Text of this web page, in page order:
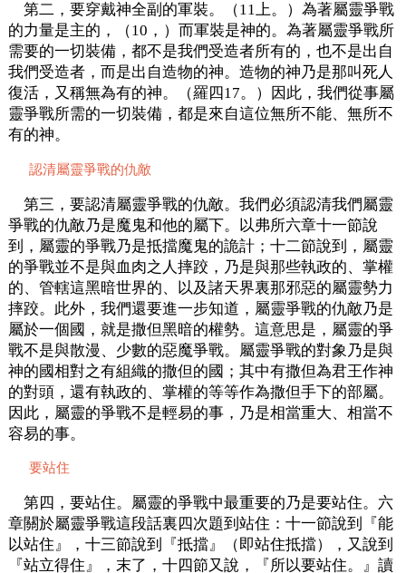
第二，要穿戴神全副的軍裝。（11上。）為著屬靈爭戰
的力量是主的，（10，）而軍裝是神的。為著屬靈爭戰所
需要的一切裝備，都不是我們受造者所有的，也不是出自
我們受造者，而是出自造物的神。造物的神乃是那叫死人
復活，又稱無為有的神。（羅四17。）因此，我們從事屬
靈爭戰所需的一切裝備，都是來自這位無所不能、無所不
有的神。
認清屬靈爭戰的仇敵
第三，要認清屬靈爭戰的仇敵。我們必須認清我們屬靈
爭戰的仇敵乃是魔鬼和他的屬下。以弗所六章十一節說
到，屬靈的爭戰乃是抵擋魔鬼的詭計；十二節說到，屬靈
的爭戰並不是與血肉之人摔跤，乃是與那些執政的、掌權
的、管轄這黑暗世界的、以及諸天界裏那邪惡的屬靈勢力
摔跤。此外，我們還要進一步知道，屬靈爭戰的仇敵乃是
屬於一個國，就是撒但黑暗的權勢。這意思是，屬靈的爭
戰不是與散漫、少數的惡魔爭戰。屬靈爭戰的對象乃是與
神的國相對之有組織的撒但的國；其中有撒但為君王作神
的對頭，還有執政的、掌權的等等作為撒但手下的部屬。
因此，屬靈的爭戰不是輕易的事，乃是相當重大、相當不
容易的事。
要站住
第四，要站住。屬靈的爭戰中最重要的乃是要站住。六
章關於屬靈爭戰這段話裏四次題到站住：十一節說到『能
以站住』，十三節說到『抵擋』（即站住抵擋），又說到
『站立得住』，末了，十四節又說，『所以要站住。』讀